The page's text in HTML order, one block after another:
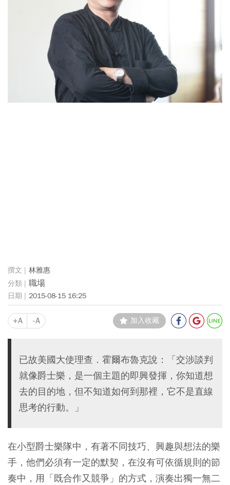
林雅惠
職場
2015-08-15 16:25
+A -A 加入收藏
已故美國大使理查．霍爾布魯克說：「交涉談判
就像爵士樂，是一個主題的即興發揮，你知道想
去的目的地，但不知道如何到那裡，它不是直線
思考的行動。」
在小型爵士樂隊中，有著不同技巧、興趣與想法的樂
手，他們必須有一定的默契，在沒有可依循規則的節
奏中，用「既合作又競爭」的方式，演奏出獨一無二